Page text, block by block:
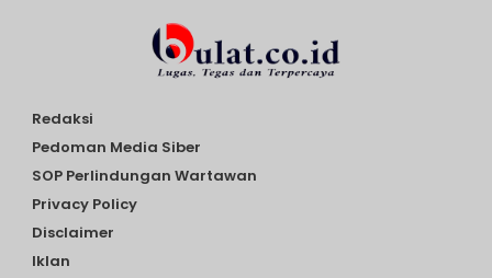
Redaksi
Pedoman Media Siber
SOP Perlindungan Wartawan
Privacy Policy
Disclaimer
Iklan